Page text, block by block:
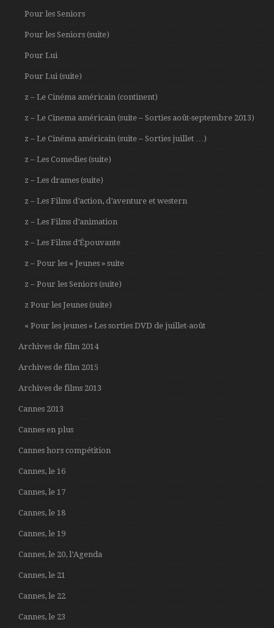
Pour les Seniors
Pour les Seniors (suite)
Pour Lui
Pour Lui (suite)
z – Le Cinéma américain (continent)
z – Le Cinema américain (suite – Sorties août-septembre 2013)
z – Le Cinéma américain (suite – Sorties juillet …)
z – Les Comedies (suite)
z – Les drames (suite)
z – Les Films d’action, d’aventure et western
z – Les Films d’animation
z – Les Films d’Épouvante
z – Pour les « Jeunes » suite
z – Pour les Seniors (suite)
z Pour les Jeunes (suite)
« Pour les jeunes » Les sorties DVD de juillet-août
Archives de film 2014
Archives de film 2015
Archives de films 2013
Cannes 2013
Cannes en plus
Cannes hors compétition
Cannes, le 16
Cannes, le 17
Cannes, le 18
Cannes, le 19
Cannes, le 20, l’Agenda
Cannes, le 21
Cannes, le 22
Cannes, le 23